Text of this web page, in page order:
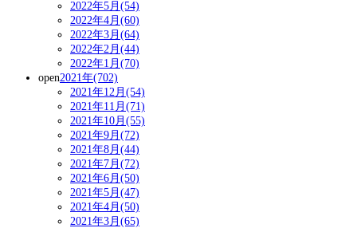
2022年5月(54)
2022年4月(60)
2022年3月(64)
2022年2月(44)
2022年1月(70)
open2021年(702)
2021年12月(54)
2021年11月(71)
2021年10月(55)
2021年9月(72)
2021年8月(44)
2021年7月(72)
2021年6月(50)
2021年5月(47)
2021年4月(50)
2021年3月(65)